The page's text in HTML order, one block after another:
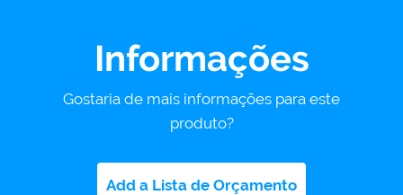
Informações
Gostaria de mais informações para este
produto?
Add a Lista de Orçamento